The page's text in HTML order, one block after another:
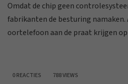
Omdat de chip geen
fabrikanten de besturing namaken.
oortelefoon aan de praat krijgen op
0 REACTIES 788 VIEWS